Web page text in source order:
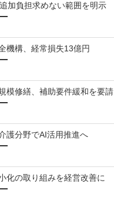
加負担求めない範囲を明示
機構、経常損失13億円
模修繕、補助要件緩和を要請
護分野でAI活用推進へ
化の取り組みを経営改善に